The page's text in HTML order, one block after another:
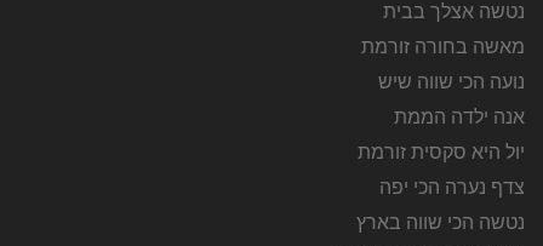
נטשה אצלך בבית
מאשה בחורה זורמת
נועה הכי שווה שיש
אנה ילדה הממת
יול היא סקסית זורמת
צדף נערה הכי יפה
נטשה הכי שווה בארץ